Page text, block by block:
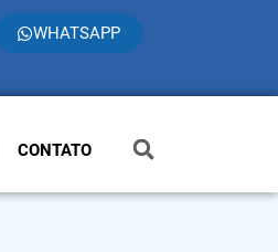
WHATSAPP
CONTATO